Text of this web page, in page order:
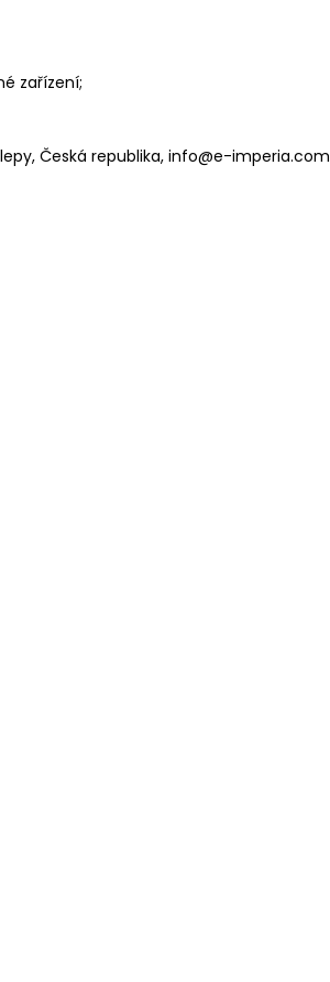
zařízení;
Česká republika, info@e-imperia.com